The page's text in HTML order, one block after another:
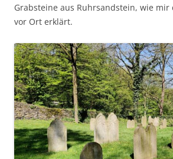
Grabsteine aus Ruhrsandstein, wie mir
vor Ort erklärt.